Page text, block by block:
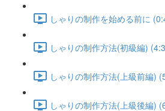
しゃりの制作を始める前に
しゃりの制作方法(初級編)
しゃりの制作方法(上級前編)
しゃりの制作方法(上級後編)